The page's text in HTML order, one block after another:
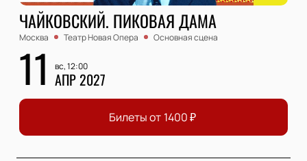
ЧАЙКОВСКИЙ. ПИКОВАЯ ДАМА
Москва Театр Новая Опера Основная сцена
11 вс, 12:00
АПР 2027
Билеты от 1400₽